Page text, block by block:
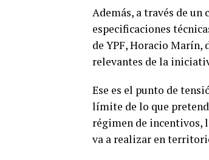
Además, a través de
especificaciones
de YPF, Horacio Marín,
relevantes de la
Ese es el punto de
límite de lo que
régimen de incentivos,
va a realizar en